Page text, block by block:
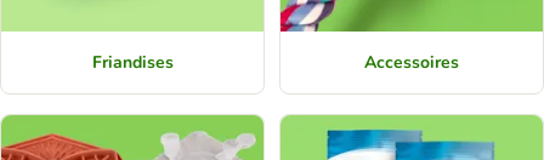
Friandises Accessoires